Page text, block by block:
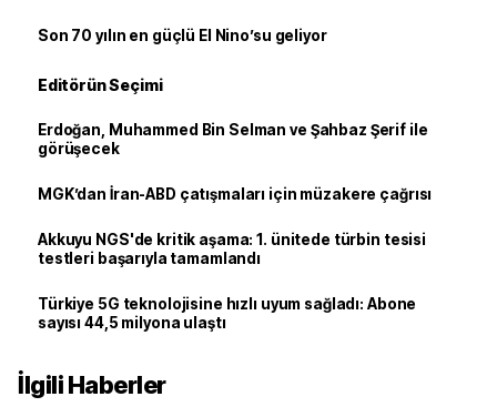
Son 70 yılın en güçlü El Nino’su geliyor
Editörün Seçimi
Erdoğan, Muhammed Bin Selman ve Şahbaz Şerif ile
görüşecek
MGK’dan İran-ABD çatışmaları için müzakere çağrısı
Akkuyu NGS'de kritik aşama: 1. ünitede türbin tesisi
testleri başarıyla tamamlandı
Türkiye 5G teknolojisine hızlı uyum sağladı: Abone
sayısı 44,5 milyona ulaştı
İlgili Haberler